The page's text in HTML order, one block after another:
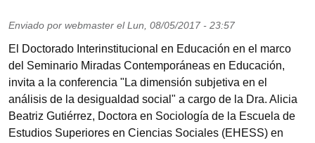
Enviado por webmaster el Lun, 08/05/2017 - 23:57
El Doctorado Interinstitucional en Educación en el marco
del Seminario Miradas Contemporáneas en Educación,
invita a la conferencia "La dimensión subjetiva en el
análisis de la desigualdad social" a cargo de la Dra. Alicia
Beatriz Gutiérrez, Doctora en Sociología de la Escuela de
Estudios Superiores en Ciencias Sociales (EHESS) en